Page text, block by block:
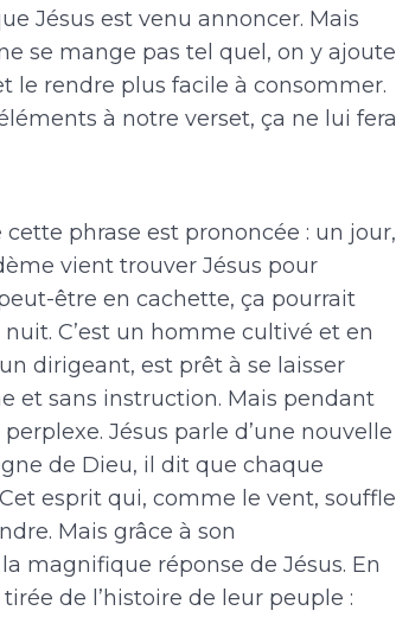
Jésus est venu annoncer. Mais
se mange pas tel quel, on y ajoute
le rendre plus facile à consommer.
à notre verset, ça ne lui fera
phrase est prononcée : un jour,
vient trouver Jésus pour
être en cachette, ça pourrait
C’est un homme cultivé et en
dirigeant, est prêt à se laisser
et sans instruction. Mais pendant
Jésus parle d’une nouvelle
de Dieu, il dit que chaque
esprit qui, comme le vent, souffle
Mais grâce à son
magnifique réponse de Jésus. En
de l’histoire de leur peuple :